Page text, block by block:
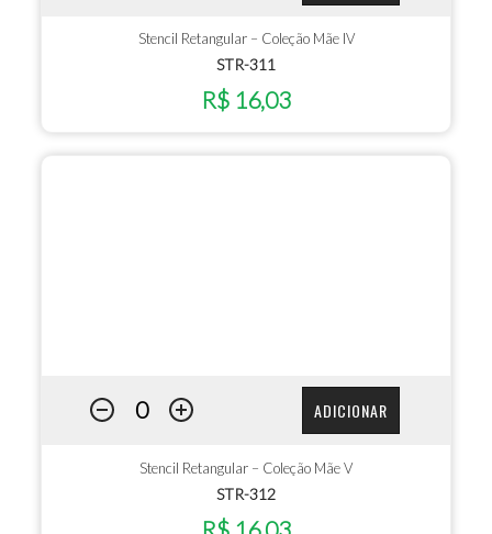
Stencil Retangular – Coleção Mãe IV
STR-311
R$ 16,03
ADICIONAR
Stencil Retangular – Coleção Mãe V
STR-312